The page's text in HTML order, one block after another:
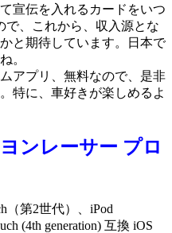
宣伝を入れるカードをいつ
で、これから、収入源とな
と期待しています。日本で
。
アプリ、無料なので、是非
特に、車好きが楽しめるよ
ンレーサー プロ
（第2世代）、iPod
(4th generation) 互換 iOS